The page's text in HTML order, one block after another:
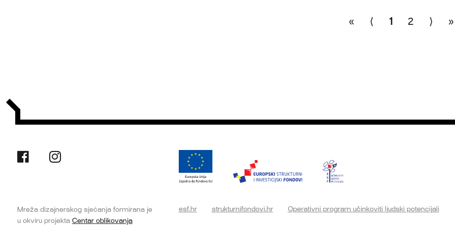
« ⟨ 1 2 ⟩ »
Mreža dizajnerskog sjećanja formirana je
u okviru projekta Centar oblikovanja
esf.hr strukturnifondovi.hr Operativni program učinkoviti ljudski potencijali